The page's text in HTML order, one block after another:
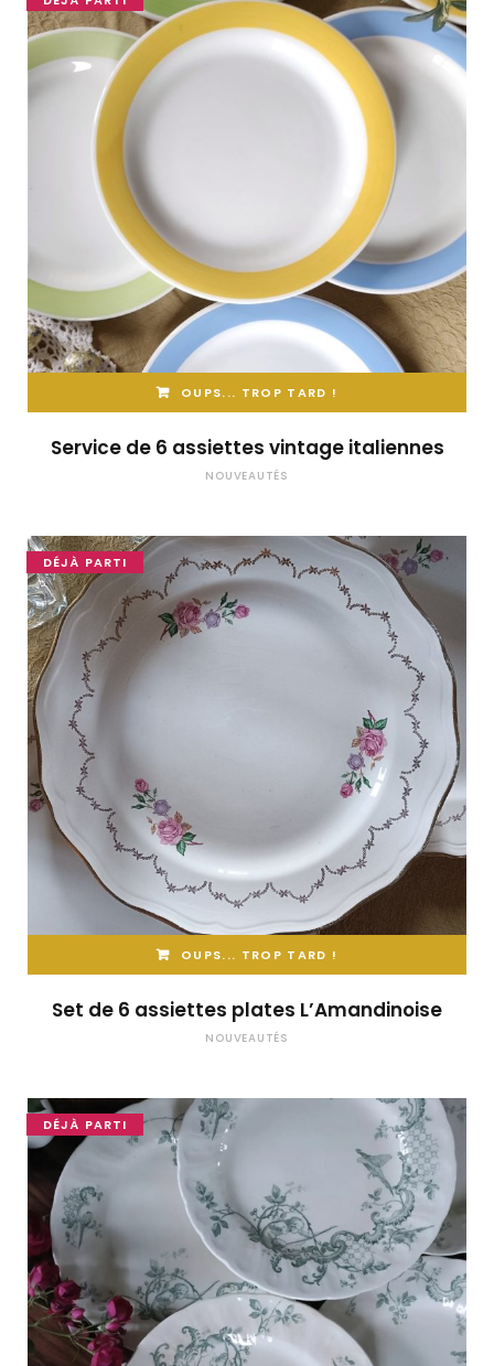
OUPS... TROP TARD !
Service de 6 assiettes vintage italiennes
NOUVEAUTÉS
DÉJÀ PARTI
OUPS... TROP TARD !
Set de 6 assiettes plates L’Amandinoise
NOUVEAUTÉS
DÉJÀ PARTI